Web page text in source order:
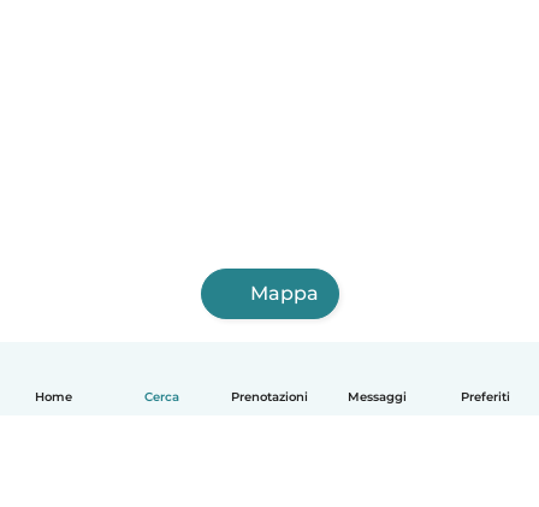
Home Cerca Prenotazioni Messaggi Preferiti
Mappa